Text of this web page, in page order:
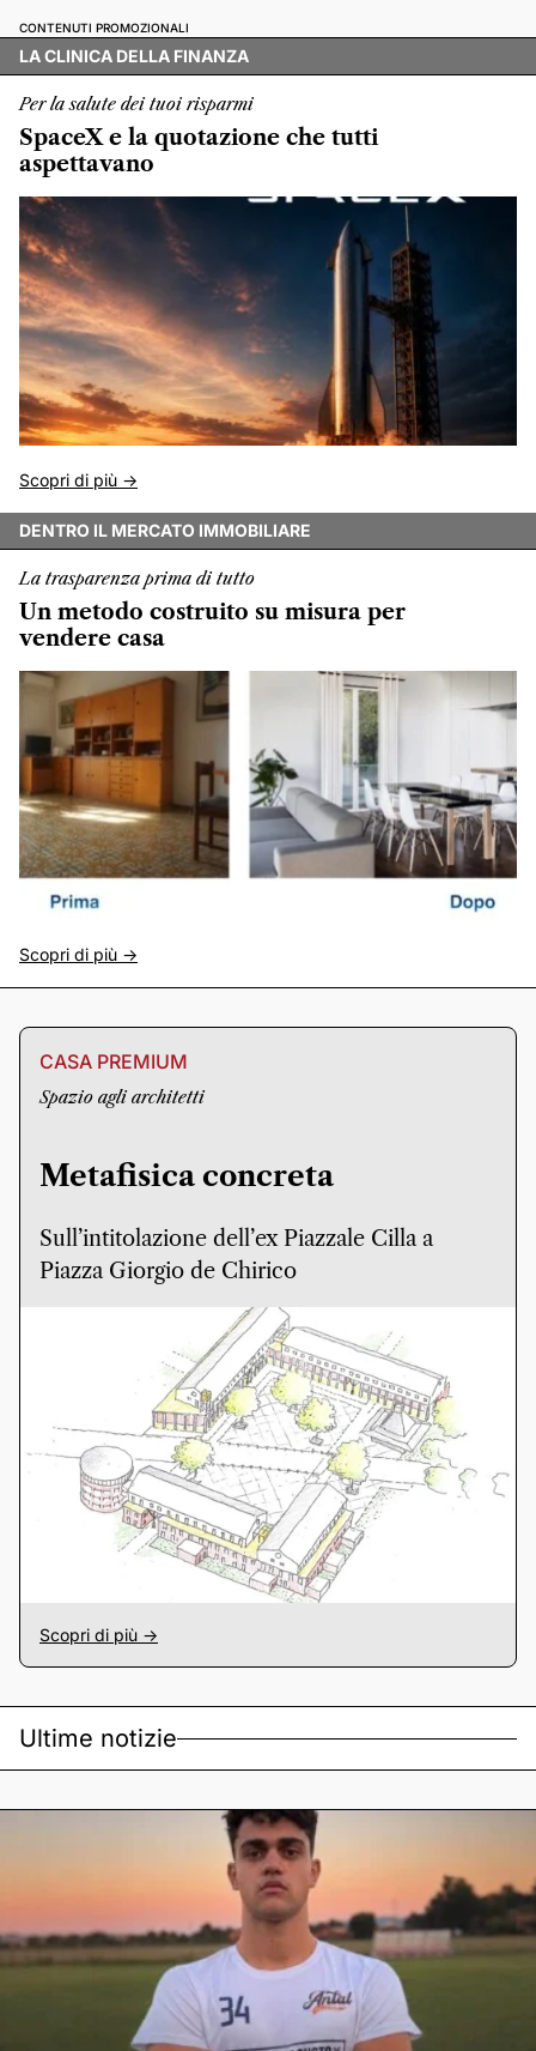
CONTENUTI PROMOZIONALI
LA CLINICA DELLA FINANZA
Per la salute dei tuoi risparmi
SpaceX e la quotazione che tutti
aspettavano
Scopri di più ->
DENTRO IL MERCATO IMMOBILIARE
La trasparenza prima di tutto
Un metodo costruito su misura per
vendere casa
Scopri di più ->
CASA PREMIUM
Spazio agli architetti
Metafisica concreta
Sull’intitolazione dell’ex Piazzale Cilla a
Piazza Giorgio de Chirico
Scopri di più ->
Ultime notizie